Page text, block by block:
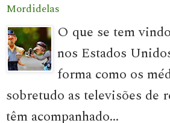
Mordidelas
O que se tem
nos Estados
forma como os
sobretudo as televisões de
têm acompanhado...